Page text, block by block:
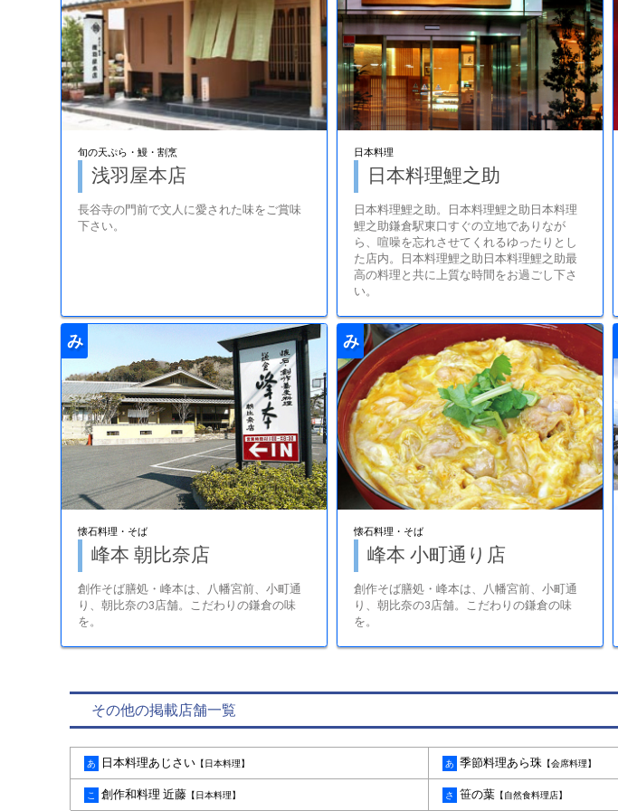
旬の天ぷら・鰻・割烹
浅羽屋本店
長谷寺の門前で文人に愛された味をご賞味
下さい。
日本料理
日本料理鯉之助
日本料理鯉之助。日本料理鯉之助日本料理
鯉之助鎌倉駅東口すぐの立地でありなが
ら、喧噪を忘れさせてくれるゆったりとし
た店内。日本料理鯉之助日本料理鯉之助最
高の料理と共に上質な時間をお過ごし下さ
い。
み
懐石料理・そば
峰本 朝比奈店
創作そば膳処・峰本は、八幡宮前、小町通
り、朝比奈の3店舗。こだわりの鎌倉の味
を。
み
懐石料理・そば
峰本 小町通り店
創作そば膳処・峰本は、八幡宮前、小町通
り、朝比奈の3店舗。こだわりの鎌倉の味
を。
その他の掲載店舗一覧
あ 日本料理あじさい 【日本料理】 あ 季節料理あら珠 【会席料理】
こ 創作和料理 近藤 【日本料理】 さ 笹の葉 【自然食料理店】